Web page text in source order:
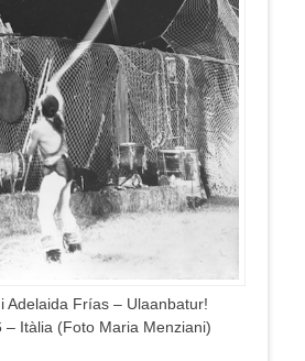
Adelaida Frías – Ulaanbatur!
– Itàlia (Foto Maria Menziani)